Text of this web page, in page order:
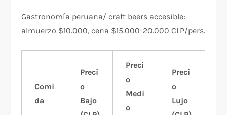
Gastronomía peruana/ craft beers accesible:
almuerzo $10.000, cena $15.000-20.000 CLP/pers.
Comi
da
Preci
o
Bajo
Preci
o
Medi
o
Preci
o
Lujo